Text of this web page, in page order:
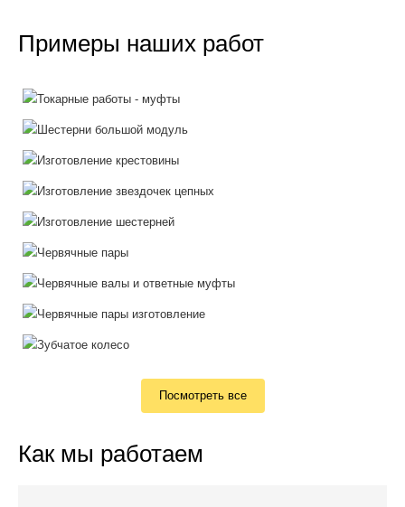
Примеры наших работ
Посмотреть все
Как мы работаем